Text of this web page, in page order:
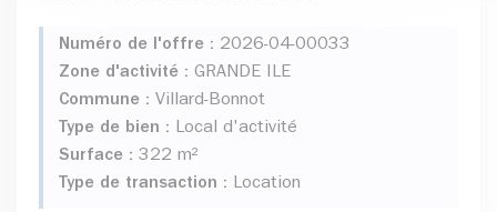
Numéro de l'offre : 2026-04-00033
Zone d'activité : GRANDE ILE
Commune : Villard-Bonnot
Type de bien : Local d'activité
Surface : 322 m²
Type de transaction : Location